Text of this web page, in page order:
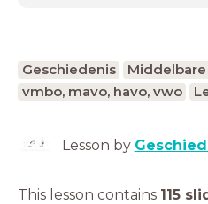
Geschiedenis
vmbo, mavo, havo, vwo
Lesson by
This lesson contains 115